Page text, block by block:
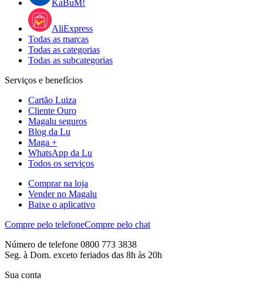
KaBuM!
AliExpress
Todas as marcas
Todas as categorias
Todas as subcategorias
Serviços e benefícios
Cartão Luiza
Cliente Ouro
Magalu seguros
Blog da Lu
Maga +
WhatsApp da Lu
Todos os serviços
Comprar na loja
Vender no Magalu
Baixe o aplicativo
Compre pelo telefoneCompre pelo chat
Número de telefone 0800 773 3838
Seg. à Dom. exceto feriados das 8h às 20h
Sua conta